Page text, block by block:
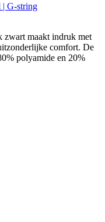
| G-string
maakt indruk met
comfort. De
polyamide en 20%